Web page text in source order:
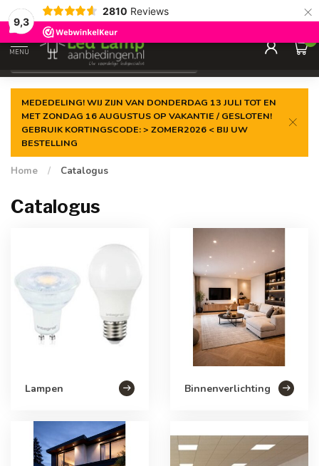
9,3
2810 Reviews ×
Gegarandeerde delaagste prijs
MENU
0
MEDEDELING! WIJ ZIJN VAN DONDERDAG 13 JULI TOT EN
MET ZONDAG 16 AUGUSTUS OP VAKANTIE / GESLOTEN!
GEBRUIK KORTINGSCODE: > ZOMER2026 < BIJ UW
BESTELLING
Home / Catalogus
Catalogus
Lampen Binnenverlichting